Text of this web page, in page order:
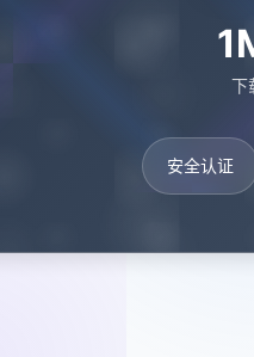
下
安全认证